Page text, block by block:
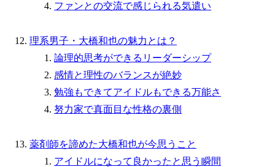
ファンとの交流で感じられる気遣い
理系男子・大橋和也の魅力とは？
論理的思考ができるリーダーシップ
感情と理性のバランスが絶妙
勉強もできてアイドルもできる万能さ
努力家で真面目な性格の裏側
薬剤師を諦めた大橋和也が今思うこと
アイドルになって良かったと思う瞬間